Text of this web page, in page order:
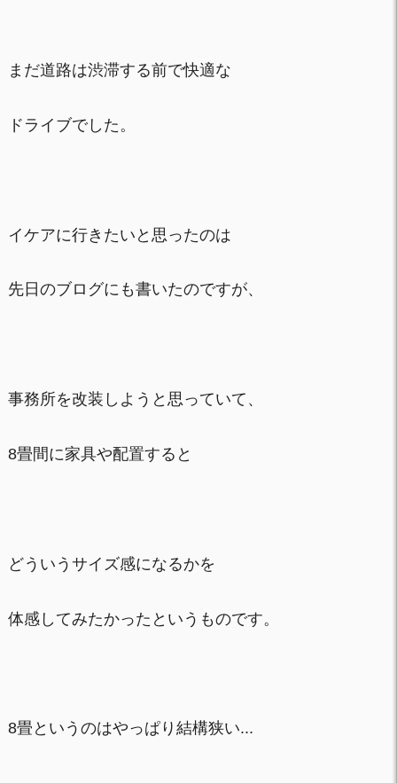
まだ道路は渋滞する前で快適な
ドライブでした。
イケアに行きたいと思ったのは
先日のブログにも書いたのですが、
事務所を改装しようと思っていて、
8畳間に家具や配置すると
どういうサイズ感になるかを
体感してみたかったというものです。
8畳というのはやっぱり結構狭い...